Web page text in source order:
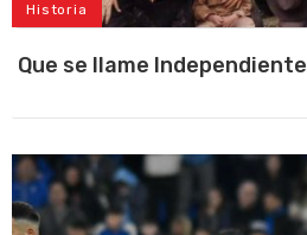
Historia
Que se llame Independiente